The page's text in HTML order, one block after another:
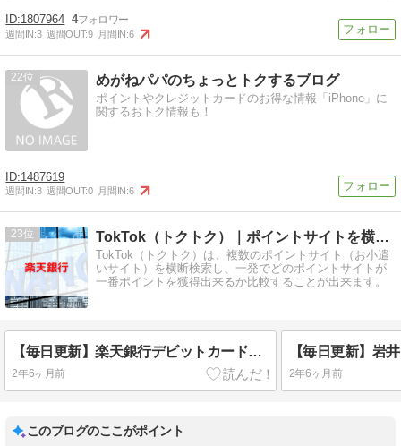
1807964 4
週間IN:3 週間OUT:9 月間IN:6
22 めがねパパのちょっとトクするブログ
ポイントやクレジットカードのお得な情報「iPhone」に
関するおトク情報も！
1487619
週間IN:3 週間OUT:0 月間IN:6
23 TokTok（トクトク）｜ポイントサイトを横断検索・比較
TokTok（トクトク）は、複数のポイントサイト（お小遣
いサイト）を横断検索し、一発でどのポイントサイトが
一番ポイントを獲得出来るか比較することが出来ます。
【毎日更新】楽天銀行デビットカードはどのポイントサイト経由が一番お得か！
2年6ヶ月前 2年6ヶ月前
このブログのここがポイント